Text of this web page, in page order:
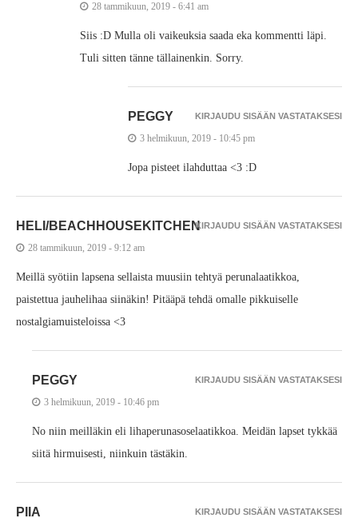
28 tammikuun, 2019 - 6:41 am
Siis :D Mulla oli vaikeuksia saada eka kommentti läpi.
Tuli sitten tänne tällainenkin. Sorry.
PEGGY
3 helmikuun, 2019 - 10:45 pm
Jopa pisteet ilahduttaa <3 :D
KIRJAUDU SISÄÄN VASTATAKSESI
HELI/BEACHHOUSEKITCHEN
28 tammikuun, 2019 - 9:12 am
Meillä syötiin lapsena sellaista muusiin tehtyä perunalaatikkoa,
paistettua jauhelihaa siinäkin! Pitääpä tehdä omalle pikkuiselle
nostalgiamuisteloissa <3
KIRJAUDU SISÄÄN VASTATAKSESI
PEGGY
3 helmikuun, 2019 - 10:46 pm
No niin meilläkin eli lihaperunasoselaatikkoa. Meidän lapset tykkää
siitä hirmuisesti, niinkuin tästäkin.
KIRJAUDU SISÄÄN VASTATAKSESI
PIIA KIRJAUDU SISÄÄN VASTATAKSESI